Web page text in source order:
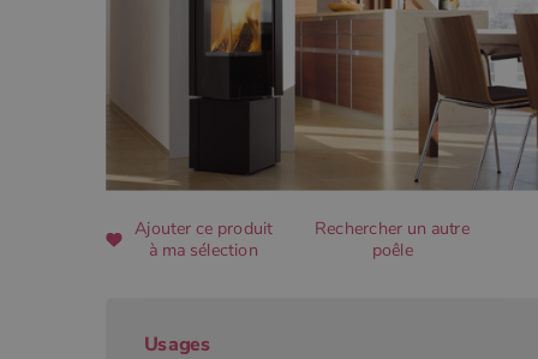
Ajouter ce produit
à ma sélection
Rechercher un autre
poêle
Usages
CookieScriptConsent
Google Privacy